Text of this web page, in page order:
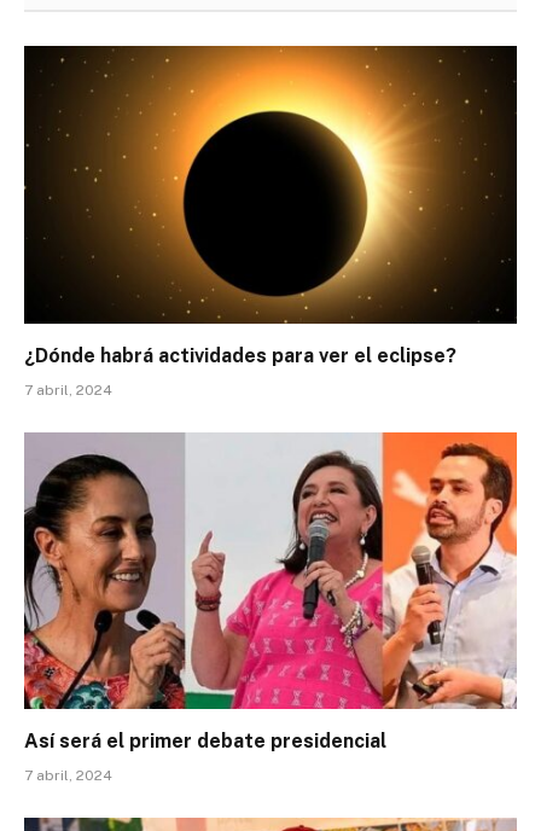
¿Dónde habrá actividades para ver el eclipse?
7 abril, 2024
Así será el primer debate presidencial
7 abril, 2024